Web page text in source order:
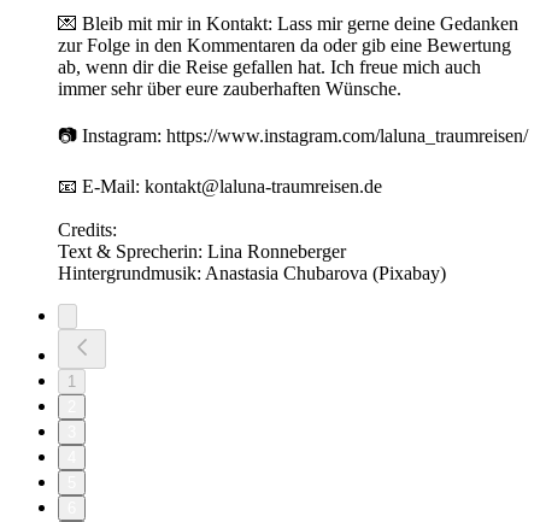
💌 Bleib mit mir in Kontakt: Lass mir gerne deine Gedanken
zur Folge in den Kommentaren da oder gib eine Bewertung
ab, wenn dir die Reise gefallen hat. Ich freue mich auch
immer sehr über eure zauberhaften Wünsche.
📷 Instagram: https://www.instagram.com/laluna_traumreisen/
📧 E-Mail: kontakt@laluna-traumreisen.de
Credits:
Text & Sprecherin: Lina Ronneberger
Hintergrundmusik: Anastasia Chubarova (Pixabay)
1